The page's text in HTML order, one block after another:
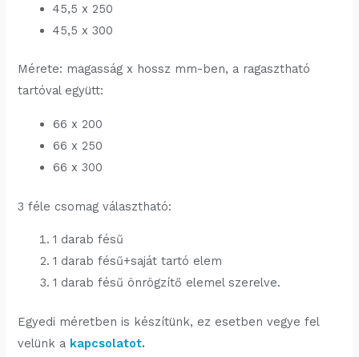
45,5 x 250
45,5 x 300
Mérete: magasság x hossz mm-ben, a ragasztható
tartóval együtt:
66 x 200
66 x 250
66 x 300
3 féle csomag választható:
1 darab fésű
1 darab fésű+saját tartó elem
1 darab fésű önrögzítő elemel szerelve.
Egyedi méretben is készítünk, ez esetben vegye fel
velünk a kapcsolatot.